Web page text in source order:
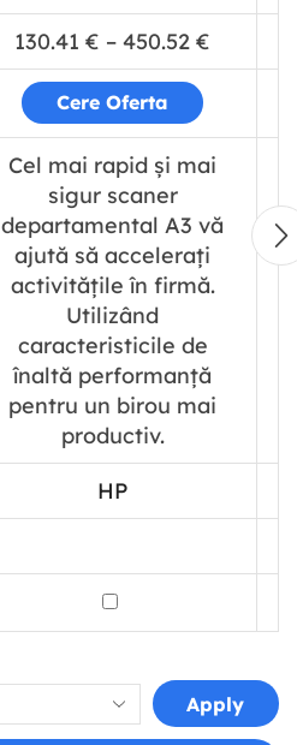
130.41 € – 450.52 €
Cere Oferta
Cel mai rapid și mai
sigur scaner
departamental A3 vă
ajută să accelerați
activitățile în firmă.
Utilizând
caracteristicile de
înaltă performanță
pentru un birou mai
productiv.
HP
Apply